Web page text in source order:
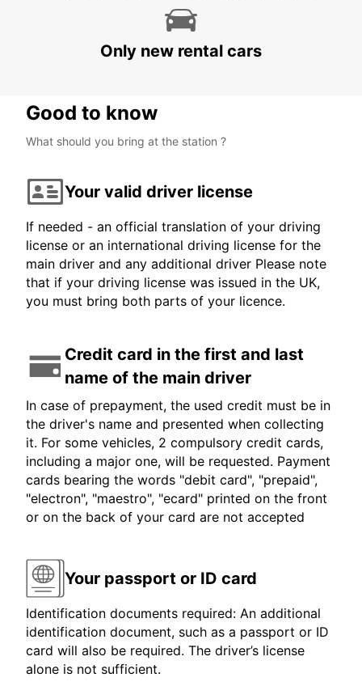
Only new rental cars
Good to know
What should you bring at the station ?
Your valid driver license
If needed - an official translation of your driving
license or an international driving license for the
main driver and any additional driver Please note
that if your driving license was issued in the UK,
you must bring both parts of your licence.
Credit card in the first and last
name of the main driver
In case of prepayment, the used credit must be in
the driver's name and presented when collecting
it. For some vehicles, 2 compulsory credit cards,
including a major one, will be requested. Payment
cards bearing the words "debit card", "prepaid",
"electron", "maestro", "ecard" printed on the front
or on the back of your card are not accepted
Your passport or ID card
Identification documents required: An additional
identification document, such as a passport or ID
card will also be required. The driver’s license
alone is not sufficient.